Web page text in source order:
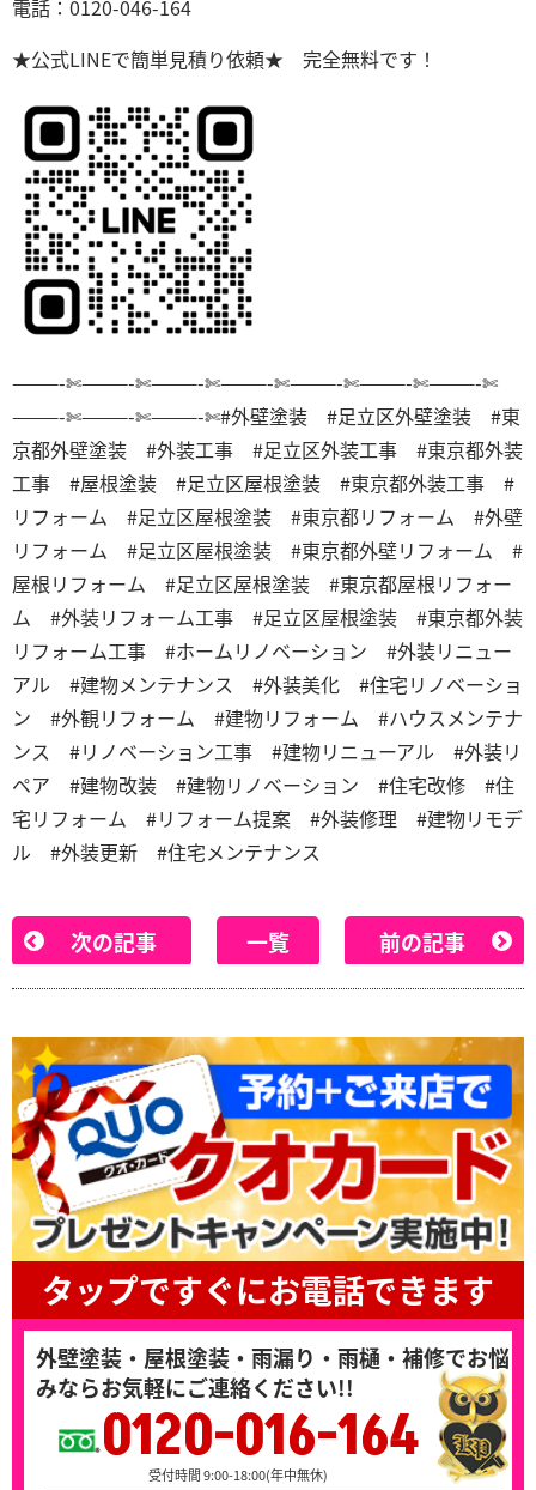
電話：0120-046-164
★公式LINEで簡単見積り依頼★ 完全無料です！
———-✄———-✄———-✄———-✄———-✄———-✄———-✄
———-✄———-✄———-✄#外壁塗装 #足立区外壁塗装 #東
京都外壁塗装 #外装工事 #足立区外装工事 #東京都外装
工事 #屋根塗装 #足立区屋根塗装 #東京都外装工事 #
リフォーム #足立区屋根塗装 #東京都リフォーム #外壁
リフォーム #足立区屋根塗装 #東京都外壁リフォーム #
屋根リフォーム #足立区屋根塗装 #東京都屋根リフォー
ム #外装リフォーム工事 #足立区屋根塗装 #東京都外装
リフォーム工事 #ホームリノベーション #外装リニュー
アル #建物メンテナンス #外装美化 #住宅リノベーショ
ン #外観リフォーム #建物リフォーム #ハウスメンテナ
ンス #リノベーション工事 #建物リニューアル #外装リ
ペア #建物改装 #建物リノベーション #住宅改修 #住
宅リフォーム #リフォーム提案 #外装修理 #建物リモデ
ル #外装更新 #住宅メンテナンス
次の記事 一覧 前の記事
タップですぐにお電話できます
外壁塗装・屋根塗装・雨漏り・雨樋・補修でお悩
みならお気軽にご連絡ください!!
0120-016-164
受付時間 9:00-18:00(年中無休)